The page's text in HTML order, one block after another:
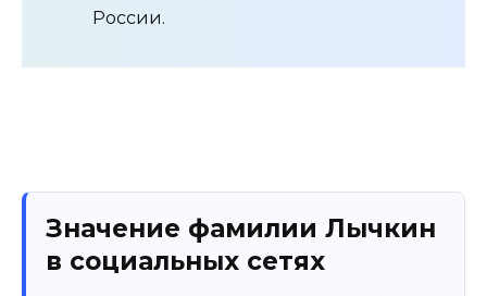
России.
Значение фамилии Лычкин
в социальных сетях